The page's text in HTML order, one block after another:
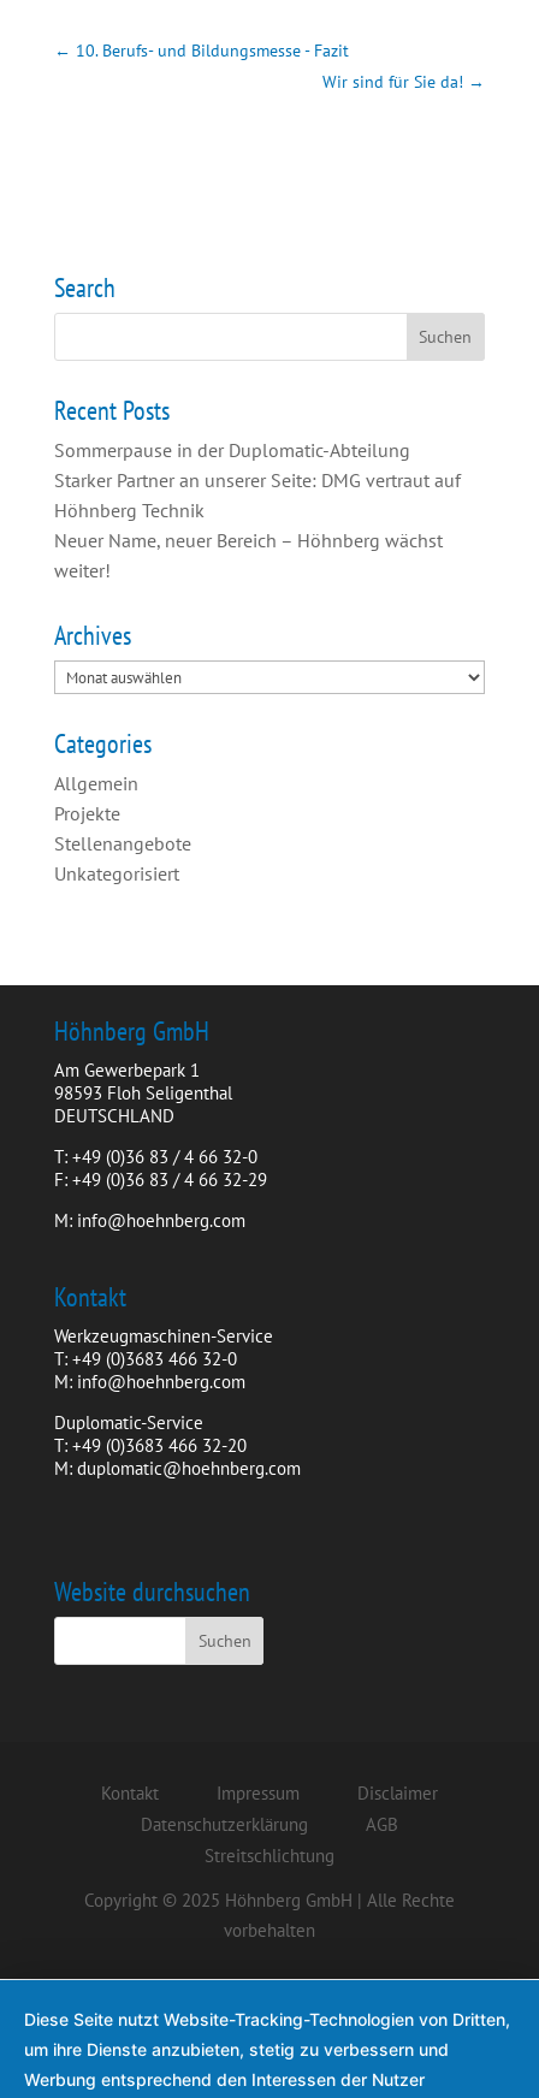
← 10. Berufs- und Bildungsmesse - Fazit
Wir sind für Sie da! →
Search
Recent Posts
Sommerpause in der Duplomatic-Abteilung
Starker Partner an unserer Seite: DMG vertraut auf
Höhnberg Technik
Neuer Name, neuer Bereich – Höhnberg wächst
weiter!
Archives
Categories
Allgemein
Projekte
Stellenangebote
Unkategorisiert
Höhnberg GmbH
Am Gewerbepark 1
98593 Floh Seligenthal
DEUTSCHLAND
T: +49 (0)36 83 / 4 66 32-0
F: +49 (0)36 83 / 4 66 32-29
M: info@hoehnberg.com
Kontakt
Werkzeugmaschinen-Service
T: +49 (0)3683 466 32-0
M: info@hoehnberg.com
Duplomatic-Service
T: +49 (0)3683 466 32-20
M: duplomatic@hoehnberg.com
Website durchsuchen
Kontakt Impressum
Disclaimer
Datenschutzerklärung
AGB
Streitschlichtung
Copyright © 2025 Höhnberg GmbH | Alle Rechte
vorbehalten
Diese Seite nutzt Website-Tracking-Technologien von Dritten,
um ihre Dienste anzubieten, stetig zu verbessern und
Werbung entsprechend den Interessen der Nutzer